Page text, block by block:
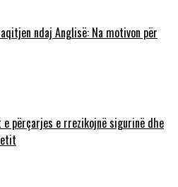
ndaj Anglisë: Na motivon për
përçarjes e rrezikojnë sigurinë dhe